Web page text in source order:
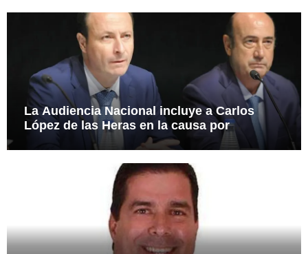
La Audiencia Nacional incluye a Carlos
López de las Heras en la causa por
presuntas irregularidades en el rescate de
112,8 millones a Tubos Reunidos